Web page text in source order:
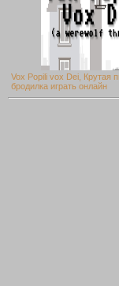
Vox Popili vox Dei, Крутая
бродилка играть онлайн